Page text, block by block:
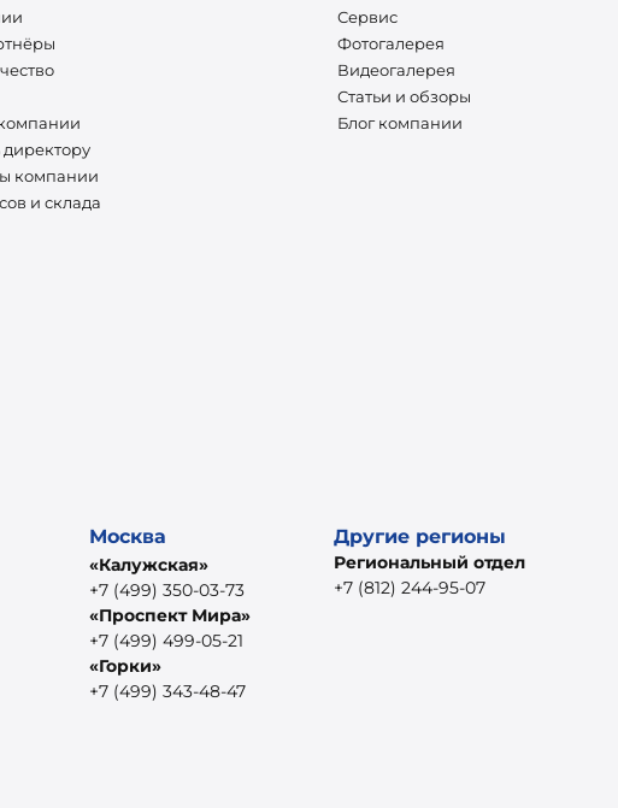
компании
и склада
Сервис
Фотогалерея
Видеогалерея
Статьи и обзоры
Блог компании
Москва
«Калужская»
+7 (499) 350-03-73
«Проспект Мира»
+7 (499) 499-05-21
«Горки»
+7 (499) 343-48-47
Другие регионы
Региональный отдел
+7 (812) 244-95-07